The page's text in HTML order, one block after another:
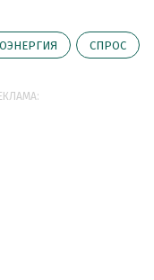
СПРОС